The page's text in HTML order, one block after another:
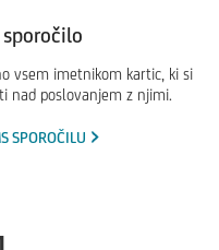
sporočilo
vsem imetnikom kartic, ki si
nad poslovanjem z njimi.
SPOROČILU